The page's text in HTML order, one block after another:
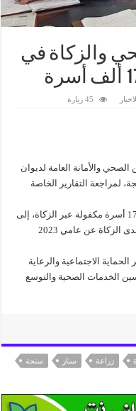
والزكاة في
45 زيارة
والأمانة العامة لديوان
لمراجعة التقارير الخاصة
وأقر الاجتماع اعتماد المسح الميداني لـ 17,323 أسرة مكفولة عبر الزكاة، إلى
جانب جدولة سداد مديونيات التأمين الصحي لدى الزكاة عن عامي 2023
الاجتماعية والرعاية
الخدمات الصحية والتوسع
زراعة سنار سنحة